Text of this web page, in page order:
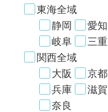
東海全域
静岡
愛知
岐阜
三重
関西全域
大阪
京都
兵庫
滋賀
奈良